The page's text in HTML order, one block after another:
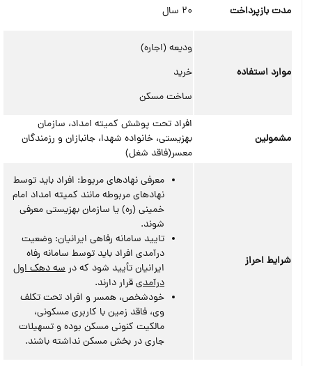
مدت بازپرداخت
موارد استفاده
ودیعه (اجاره)
خرید
ساخت مسکن
مشمولین
افراد تحت پوشش کمیته امداد، سازمان
بهزیستی، خانواده شهدا، جانبازان و رزمندگان
معسر(فاقد شغل)
شرایط احراز
معرفی نهادهای مربوط: افراد باید توسط
نهادهای مربوطه مانند کمیته امداد امام
خمینی (ره) یا سازمان بهزیستی معرفی
شوند.
تایید سامانه رفاهی ایرانیان: وضعیت
درآمدی افراد باید توسط سامانه رفاه
ایرانیان تأیید شود که درسه دهک اول
درآمدیقرار دارند.
خودشخص، همسر و افراد تحت تکلف
وی، فاقد زمين با کاربری مسکونی،
مالکيت کنونی مسکن بوده و تسهیلات
جاری در بخش مسکن نداشته باشند.